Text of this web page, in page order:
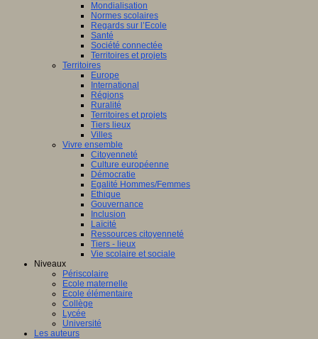
Mondialisation
Normes scolaires
Regards sur l’Ecole
Santé
Société connectée
Territoires et projets
Territoires
Europe
International
Régions
Ruralité
Territoires et projets
Tiers lieux
Villes
Vivre ensemble
Citoyenneté
Culture européenne
Démocratie
Egalité Hommes/Femmes
Ethique
Gouvernance
Inclusion
Laïcité
Ressources citoyenneté
Tiers - lieux
Vie scolaire et sociale
Niveaux
Périscolaire
Ecole maternelle
Ecole élémentaire
Collège
Lycée
Université
Les auteurs